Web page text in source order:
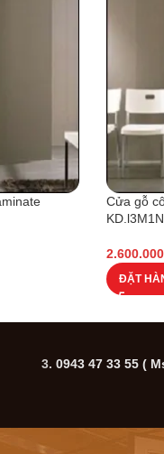
Cửa gỗ
KD.l3M1N
2.600.000
ĐẶT
3. 0943 47 33 55(